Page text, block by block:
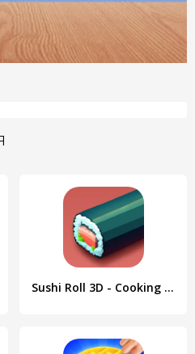
Sushi Roll 3D - Cooking ASMR